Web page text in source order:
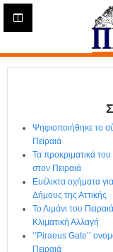
Η
ε
ρ
Ψηφιοποιήθηκε το
Πειραιά
Τα προκριματικά
στον Πειραιά
Ευέλικτα οχήματα
Δήμους της Αττικής
Το Λιμάνι του
Κλιματική Αλλαγή
‘’Piraeus Gate’’
Πειραιά